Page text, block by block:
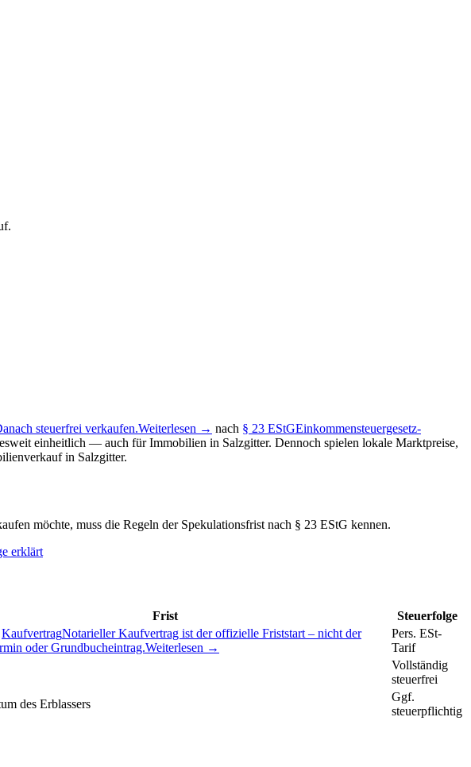
steuerfrei verkaufen.Weiterlesen → nach § 23 EStGEinkommensteuergesetz-
einheitlich — auch für Immobilien in Salzgitter. Dennoch spielen lokale Marktpreise,
in Salzgitter.
möchte, muss die Regeln der Spekulationsfrist nach § 23 EStG kennen.
erklärt
Frist
Steuerfolge
KaufvertragNotarieller Kaufvertrag ist der offizielle Friststart – nicht der
oder Grundbucheintrag.Weiterlesen →
Pers. ESt-
Tarif
Vollständig
steuerfrei
des Erblassers
Ggf.
steuerpflichtig